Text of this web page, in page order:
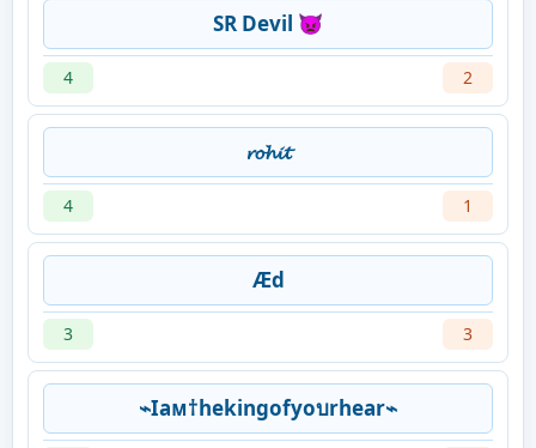
SR Devil 👿
4 2
𝓻𝓸𝓱𝓲𝓽
4 1
Æd
3 3
⌁Iaᴍ†hekingofyoบrhear⌁